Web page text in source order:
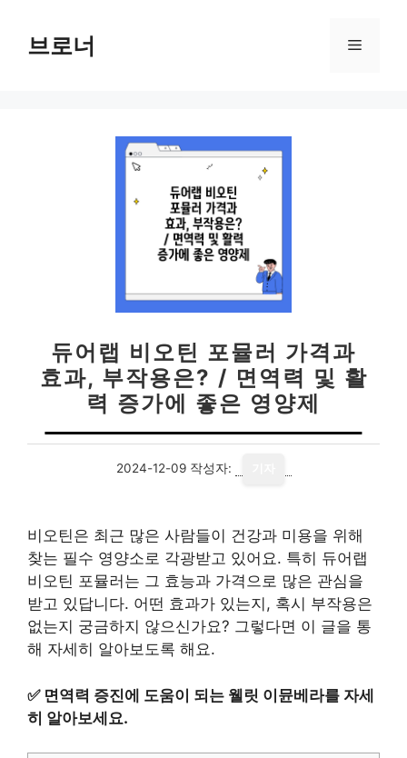
브로너 메
듀어랩 비오틴 포뮬러 가격과
효과, 부작용은? / 면역력 및 활
력 증가에 좋은 영양제
2024-12-09 작성자:
비오틴은 최근 많은 사람들이 건강과 미용을 위해
찾는 필수 영양소로 각광받고 있어요. 특히 듀어랩
비오틴 포뮬러는 그 효능과 가격으로 많은 관심을
받고 있답니다. 어떤 효과가 있는지, 혹시 부작용은
없는지 궁금하지 않으신가요? 그렇다면 이 글을 통
해 자세히 알아보도록 해요.
✅ 면역력 증진에 도움이 되는 웰릿 이뮨베라를 자세
히 알아보세요.